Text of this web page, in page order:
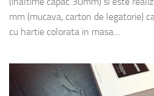
mm (mucava, carton de legatorie)
cu hartie colorata in masa....